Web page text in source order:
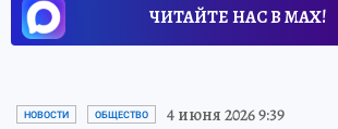
ЧИТАЙТЕ НАС В МАХ!
НОВОСТИ ОБЩЕСТВО 4 июня 2026 9:39